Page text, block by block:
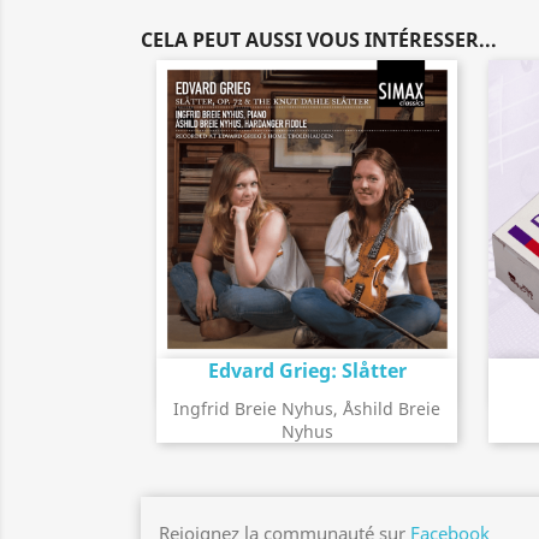
CELA PEUT AUSSI VOUS INTÉRESSER...
Edvard Grieg: Slåtter
Ingfrid Breie Nyhus, Åshild Breie
Nyhus
searchDétail de l'album
Rejoignez la communauté sur Facebook